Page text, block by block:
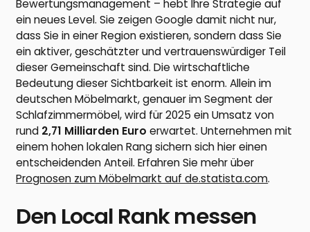
Bewertungsmanagement – hebt Ihre Strategie auf
ein neues Level. Sie zeigen Google damit nicht nur,
dass Sie in einer Region existieren, sondern dass Sie
ein aktiver, geschätzter und vertrauenswürdiger Teil
dieser Gemeinschaft sind. Die wirtschaftliche
Bedeutung dieser Sichtbarkeit ist enorm. Allein im
deutschen Möbelmarkt, genauer im Segment der
Schlafzimmermöbel, wird für 2025 ein Umsatz von
rund 2,71 Milliarden Euro erwartet. Unternehmen mit
einem hohen lokalen Rang sichern sich hier einen
entscheidenden Anteil. Erfahren Sie mehr über
Prognosen zum Möbelmarkt auf de.statista.com.
Den Local Rank messen